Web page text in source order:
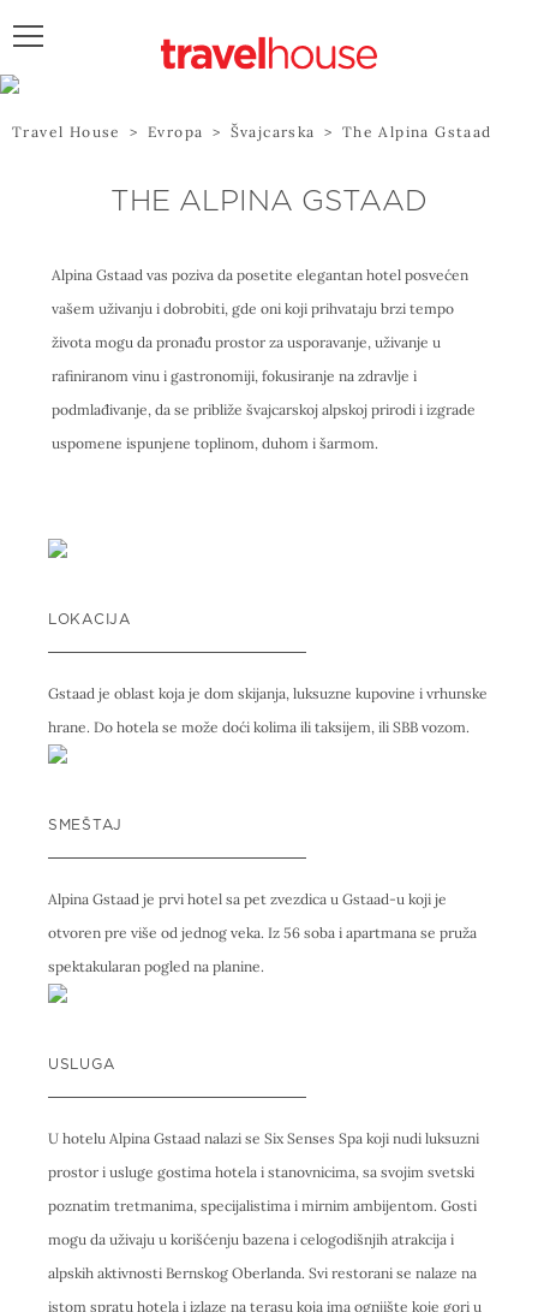
Travel House > Evropa > Švajcarska > The Alpina Gstaad
THE ALPINA GSTAAD
Alpina Gstaad vas poziva da posetite elegantan hotel posvećen
vašem uživanju i dobrobiti, gde oni koji prihvataju brzi tempo
života mogu da pronađu prostor za usporavanje, uživanje u
rafiniranom vinu i gastronomiji, fokusiranje na zdravlje i
podmlađivanje, da se približe švajcarskoj alpskoj prirodi i izgrade
uspomene ispunjene toplinom, duhom i šarmom.
LOKACIJA
Gstaad je oblast koja je dom skijanja, luksuzne kupovine i vrhunske
hrane. Do hotela se može doći kolima ili taksijem, ili SBB vozom.
SMEŠTAJ
Alpina Gstaad je prvi hotel sa pet zvezdica u Gstaad-u koji je
otvoren pre više od jednog veka. Iz 56 soba i apartmana se pruža
spektakularan pogled na planine.
USLUGA
U hotelu Alpina Gstaad nalazi se Six Senses Spa koji nudi luksuzni
prostor i usluge gostima hotela i stanovnicima, sa svojim svetski
poznatim tretmanima, specijalistima i mirnim ambijentom. Gosti
mogu da uživaju u korišćenju bazena i celogodišnjih atrakcija i
alpskih aktivnosti Bernskog Oberlanda. Svi restorani se nalaze na
istom spratu hotela i izlaze na terasu koja ima ognjište koje gori u